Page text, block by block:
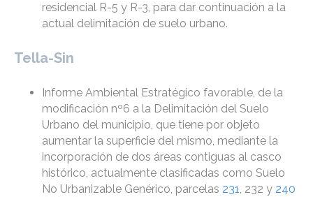
residencial R-5 y R-3, para dar continuación a la
actual delimitación de suelo urbano.
Tella-Sin
Informe Ambiental Estratégico favorable, de la
modificación nº6 a la Delimitación del Suelo
Urbano del municipio, que tiene por objeto
aumentar la superficie del mismo, mediante la
incorporación de dos áreas contiguas al casco
histórico, actualmente clasificadas como Suelo
No Urbanizable Genérico, parcelas 231, 232 y 240